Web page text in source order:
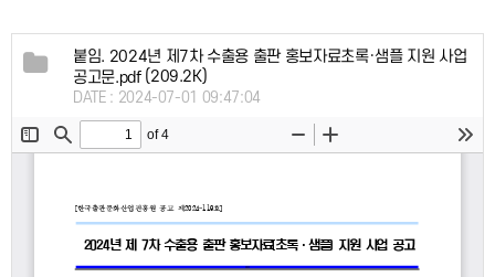
붙임. 2024년 제7차 수출용 출판 홍보자료초록·샘플 지원 사업
공고문.pdf(209.2K)
DATE : 2024-07-01 09:47:04